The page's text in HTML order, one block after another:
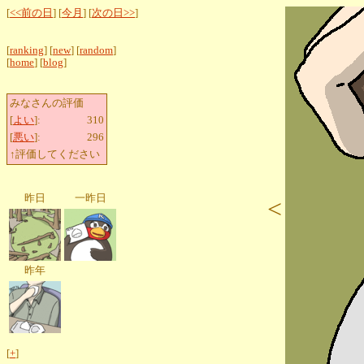
[<<前の日 ] [今月 ] [次の日>>]
[ranking] [new] [random]
[home] [blog]
みなさんの評価
[よい]:
310
[悪い]:
296
↑評価してください
昨日 一昨日
昨年
[+]
<